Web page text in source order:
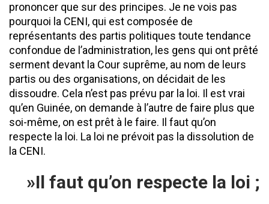
prononcer que sur des principes. Je ne vois pas
pourquoi la CENI, qui est composée de
représentants des partis politiques toute tendance
confondue de l’administration, les gens qui ont prêté
serment devant la Cour suprême, au nom de leurs
partis ou des organisations, on décidait de les
dissoudre. Cela n’est pas prévu par la loi. Il est vrai
qu’en Guinée, on demande à l’autre de faire plus que
soi-même, on est prêt à le faire. Il faut qu’on
respecte la loi. La loi ne prévoit pas la dissolution de
la CENI.
»Il faut qu’on respecte la loi ;